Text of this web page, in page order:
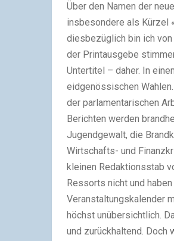
Über den Namen der
insbesondere als Kürzel
diesbezüglich bin ich von
der Printausgebe
Untertitel – daher. In
eidgenössischen
der parlamentarischen
Berichten werden
Jugendgewalt, die
Wirtschafts- und
kleinen Redaktionsstab
Ressorts nicht und
Veranstaltungskalender
höchst unübersichtlich.
und zurückhaltend. Doch